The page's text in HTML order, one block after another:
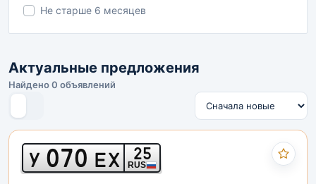
Не старше 6 месяцев
Актуальные предложения
Найдено 0 объявлений
У 070 ЕХ 25
RUS